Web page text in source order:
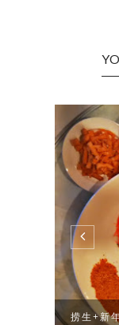
捞生+新